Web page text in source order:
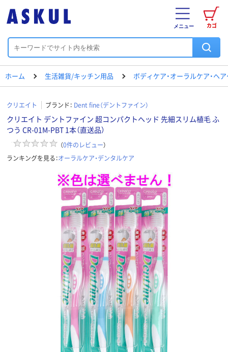
カゴ
メニュー
ホーム 生活雑貨/キッチン用品 ボディケア・オーラルケア・ヘ
クリエイト ブランド： Dent fine（デントファイン）
クリエイト デントファイン 超コンパクトヘッド 先細スリム植毛 ふ
つう CR-01M-PBT 1本（直送品）
（0件のレビュー）
ランキングを見る：オーラルケア・デンタルケア